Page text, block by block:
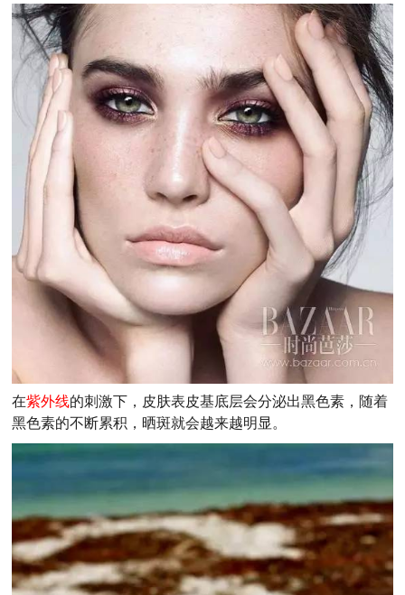
在紫外线的刺激下，皮肤表皮基底层会分泌出黑色素，随着
黑色素的不断累积，晒斑就会越来越明显。